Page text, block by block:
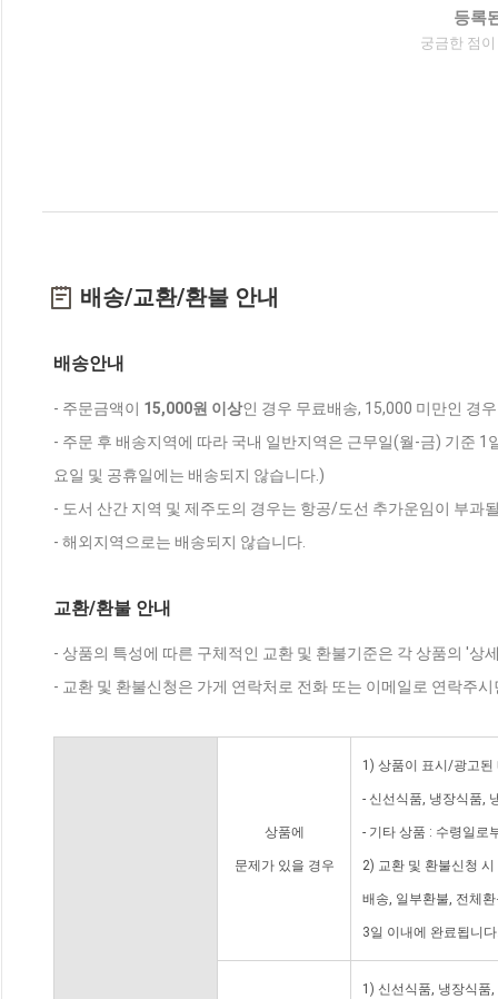
등록
궁금한 점
배송/교환/환불 안내
배송안내
- 주문금액이 15,000원 이상인 경우 무료배송, 15,000 미만인 경
- 주문 후 배송지역에 따라 국내 일반지역은 근무일(월-금) 기준
요일 및 공휴일에는 배송되지 않습니다.)
- 도서 산간 지역 및 제주도의 경우는 항공/도선 추가운임이 부과
- 해외지역으로는 배송되지 않습니다.
교환/환불 안내
- 상품의 특성에 따른 구체적인 교환 및 환불기준은 각 상품의 '상
- 교환 및 환불신청은 가게 연락처로 전화 또는 이메일로 연락주
상품에
문제가 있을 경우
1) 상품이 표시/광고된
- 신선식품, 냉장식품,
- 기타 상품 : 수령일로
2) 교환 및 환불신청
배송, 일부환불, 전체
3일 이내에 완료됩니
1) 신선식품, 냉장식품